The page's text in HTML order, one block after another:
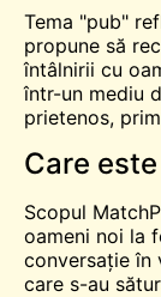
Tema "pub"
propune să
întâlnirii cu
într-un mediu
prietenos,
Care
Scopul
oameni noi la
conversație în
care s-au